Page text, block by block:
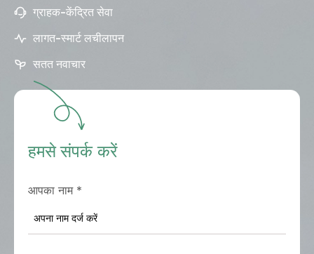
ग्राहक-केंद्रित सेवा
लागत-स्मार्ट लचीलापन
सतत नवाचार
हमसे संपर्क करें
आपका नाम *